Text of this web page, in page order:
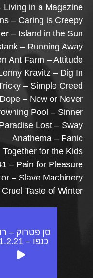
Living in a Magazine
– Caring is Creepy
– Island in the Sun
– Running Away
Ant Farm – Attitude
Kravitz – Dig In
– Simple Creed
Dope – Now or Never
Pool – Sinner
Paradise Lost – Sway
Anathema – Panic
for the Kids
– Pain for Pleasure
– Slave Machinery
Taste of Winter
סן פטרוק –
כנפו – 11.2.21